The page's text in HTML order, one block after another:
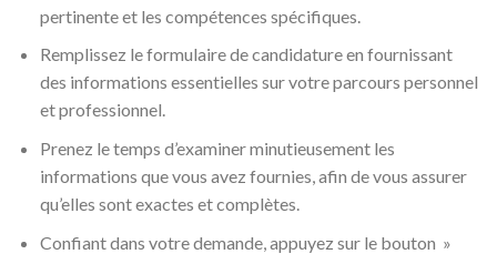
pertinente et les compétences spécifiques.
Remplissez le formulaire de candidature en fournissant
des informations essentielles sur votre parcours personnel
et professionnel.
Prenez le temps d’examiner minutieusement les
informations que vous avez fournies, afin de vous assurer
qu’elles sont exactes et complètes.
Confiant dans votre demande, appuyez sur le bouton »